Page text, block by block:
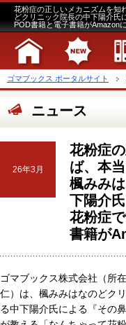
花粉症の正しいメカニズムを知
どクリニック院長の中下陽介氏
POD書籍と電子書籍が
ゴマブックス ポータルサイト
ニュース
26年3月
花粉症
ば、本
楓みみ
下陽介
花粉症
書籍が
ゴマブックス株式会社（所
仁）は、楓みみはなのどク
る中下陽介氏による『その